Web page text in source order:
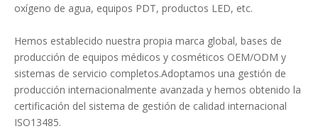
oxígeno de agua, equipos PDT, productos LED, etc.
Hemos establecido nuestra propia marca global, bases de
producción de equipos médicos y cosméticos OEM/ODM y
sistemas de servicio completos.Adoptamos una gestión de
producción internacionalmente avanzada y hemos obtenido la
certificación del sistema de gestión de calidad internacional
ISO13485.